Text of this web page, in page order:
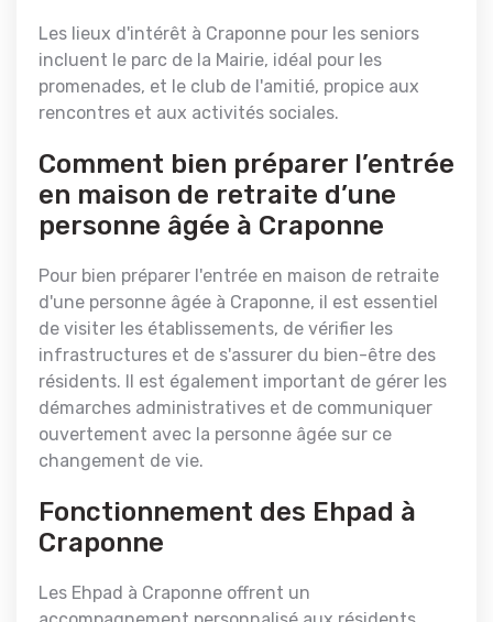
Les lieux d'intérêt à Craponne pour les seniors
incluent le parc de la Mairie, idéal pour les
promenades, et le club de l'amitié, propice aux
rencontres et aux activités sociales.
Comment bien préparer l’entrée
en maison de retraite d’une
personne âgée à Craponne
Pour bien préparer l'entrée en maison de retraite
d'une personne âgée à Craponne, il est essentiel
de visiter les établissements, de vérifier les
infrastructures et de s'assurer du bien-être des
résidents. Il est également important de gérer les
démarches administratives et de communiquer
ouvertement avec la personne âgée sur ce
changement de vie.
Fonctionnement des Ehpad à
Craponne
Les Ehpad à Craponne offrent un